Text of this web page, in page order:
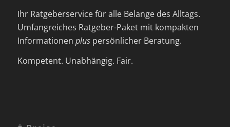
Ihr Ratgeberservice für alle Belange des Alltags.
Umfangreiches Ratgeber-Paket mit kompakten
Informationen pluspersönlicher Beratung.
Kompetent. Unabhängig. Fair.